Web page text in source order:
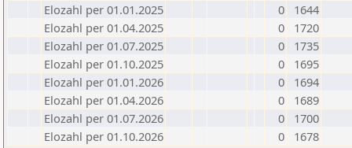
Elozahl per 01.01.2025
0
1644
Elozahl per 01.04.2025
0
1720
Elozahl per 01.07.2025
0
1735
Elozahl per 01.10.2025
0
1695
Elozahl per 01.01.2026
0
1694
Elozahl per 01.04.2026
0
1689
Elozahl per 01.07.2026
0
1700
Elozahl per 01.10.2026
0 1678